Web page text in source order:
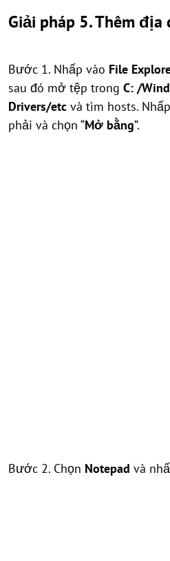
Giải pháp 5. Thêm địa
Bước 1. Nhấp vào File
sau đó mở tệp trong C: /
Drivers/etc và tìm hosts.
phải và chọn “Mở bằng”.
Bước 2. Chọn Notepad và